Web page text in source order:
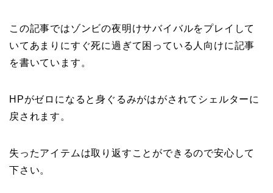
この記事ではゾンビの夜明けサバイバルをプレイして
いてあまりにすぐ死に過ぎて困っている人向けに記事
を書いています。
HPがゼロになると身ぐるみがはがされてシェルターに
戻されます。
失ったアイテムは取り返すことができるので安心して
下さい。